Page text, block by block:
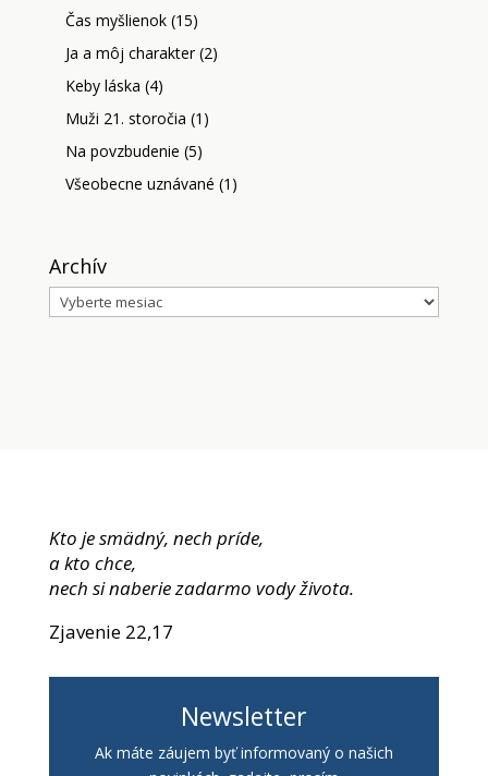
Čas myšlienok(15)
Ja a môj charakter(2)
Keby láska (4)
Muži 21. storočia (1)
Na povzbudenie (5)
Všeobecne uznávané (1)
Archív
Archív
Kto je smädný, nech príde,
a kto chce,
nech si naberie zadarmo vody života.
Zjavenie 22,17
Newsletter
Ak máte záujem byť informovaný o našich